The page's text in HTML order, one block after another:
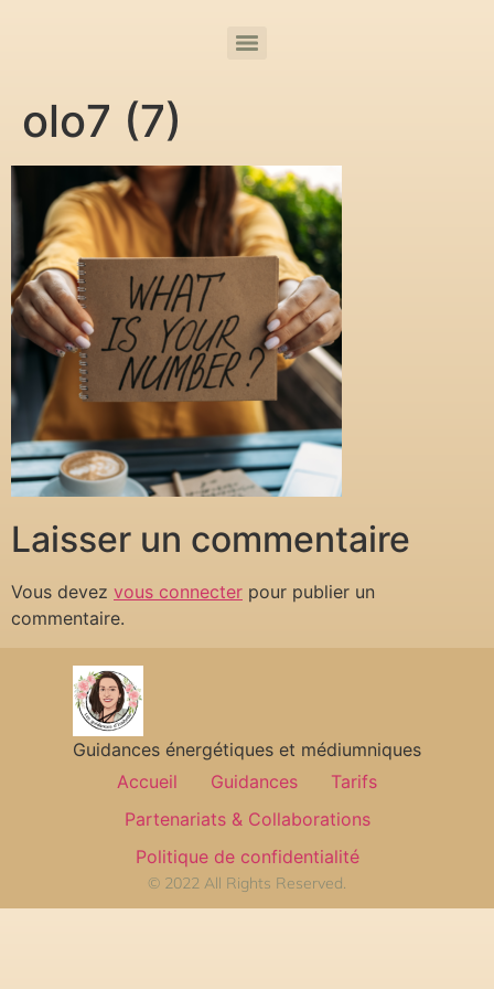
olo7 (7)
Laisser un commentaire
Vous devez vous connecter pour publier un
commentaire.
Guidances énergétiques et médiumniques
Accueil
Guidances
Tarifs
Partenariats & Collaborations
Politique de confidentialité
© 2022 All Rights Reserved.